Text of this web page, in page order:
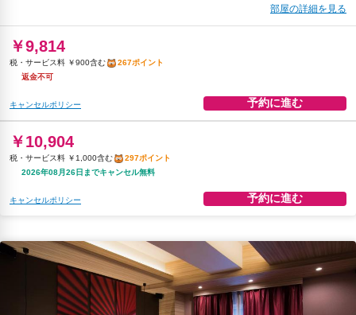
部屋の詳細を見る
￥9,814
税・サービス料 ￥900含む
267ポイント
返金不可
キャンセルポリシー 予約に進む
￥10,904
税・サービス料 ￥1,000含む
297ポイント
2026年08月26日までキャンセル無料
キャンセルポリシー 予約に進む